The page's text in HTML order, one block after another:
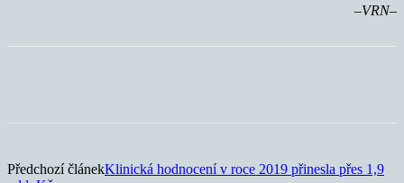
–VRN–
Předchozí článekKlinická hodnocení v roce 2019 přinesla přes 1,9